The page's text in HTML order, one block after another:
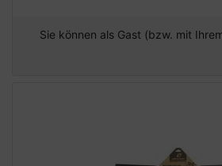
Sie können als Gast (bzw. mit